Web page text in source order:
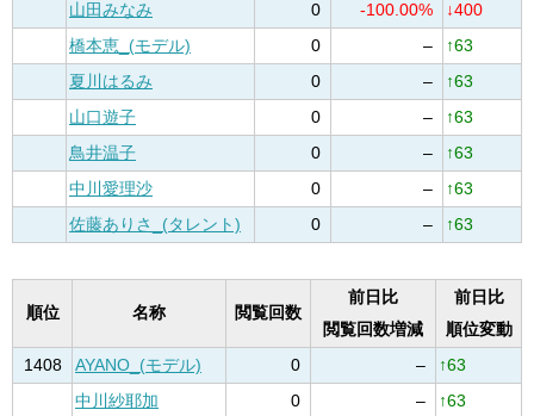
山田みなみ
0 -100.00%
↓400
橋本恵_(モデル)
0 –
↑63
夏川はるみ
0 –
↑63
山口遊子
0 –
↑63
鳥井温子
0 –
↑63
中川愛理沙
0 –
↑63
佐藤ありさ_(タレント)
0 – ↑63
順位 名称 閲覧回数
前日比
閲覧回数増減
前日比
順位変動
1408
AYANO_(モデル) 0 –
↑63
中川紗耶加
0 –
↑63